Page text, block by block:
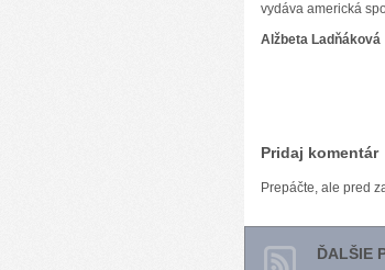
vydáva americká
Alžbeta Ladňáková
Pridaj komentár
Prepáčte, ale pred
ĎALŠIE